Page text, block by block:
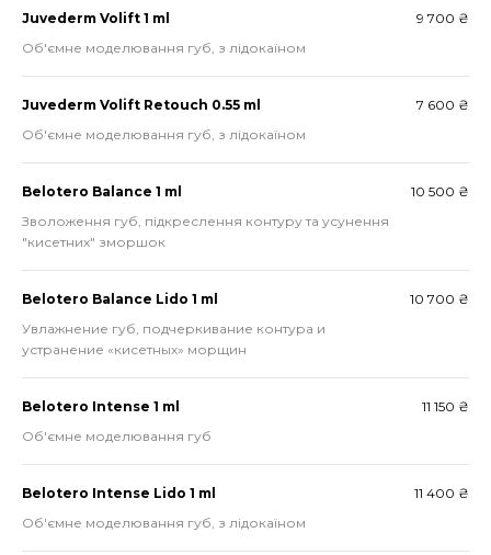
Juvederm Volift 1 ml
9 700 ₴
Об'ємне моделювання губ, з лідокаїном
Juvederm Volift Retouch 0.55 ml
7 600 ₴
Об'ємне моделювання губ, з лідокаїном
Belotero Balance 1 ml
10 500 ₴
Зволоження губ, підкреслення контуру та усунення
"кисетних" зморшок
Belotero Balance Lido 1 ml
10 700 ₴
Увлажнение губ, подчеркивание контура и
устранение «кисетных» морщин
Belotero Intense 1 ml
11 150 ₴
Об'ємне моделювання губ
Belotero Intense Lido 1 ml
11 400 ₴
Об'ємне моделювання губ, з лідокаїном